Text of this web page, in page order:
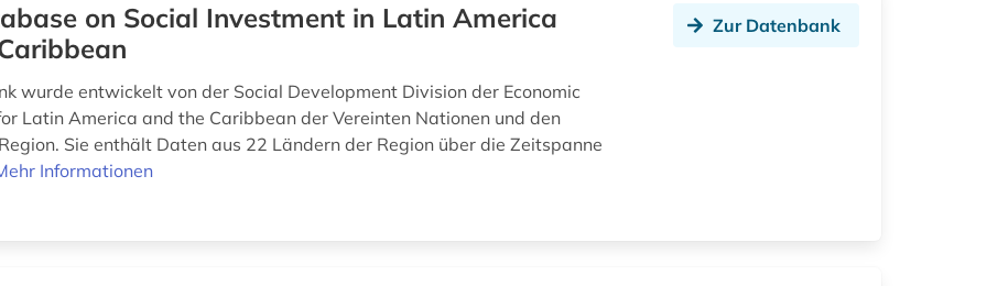
on Social Investment in Latin America
wurde entwickelt von der Social Development Division der Economic
Latin America and the Caribbean der Vereinten Nationen und den
Sie enthält Daten aus 22 Ländern der Region über die Zeitspanne
Informationen
Zur Datenbank